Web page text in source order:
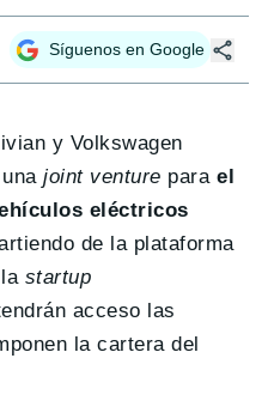
Síguenos en Google
y Volkswagen
unajoint venture parael
eléctricos
de la plataforma
startup
acceso las
la cartera del